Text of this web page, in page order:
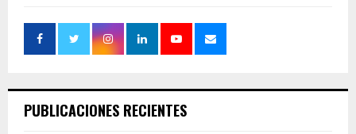
PUBLICACIONES RECIENTES